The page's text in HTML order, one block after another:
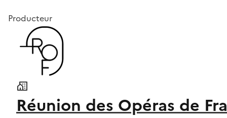
Producteur
Réunion des Opéras de